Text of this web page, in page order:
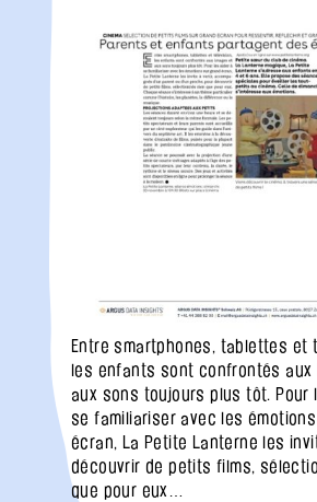
Entre smartphones, tablettes et
les enfants sont confrontés aux
aux sons toujours plus tôt. Pour
se familiariser avec les
écran, La Petite Lanterne les
découvrir de petits films,
que pour eux…